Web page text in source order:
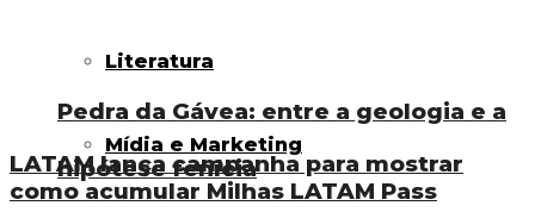
Pedra da Gávea: entre a geologia e a
hipótese fenícia
Literatura
Mídia e Marketing
LATAM lança campanha para mostrar
como acumular Milhas LATAM Pass